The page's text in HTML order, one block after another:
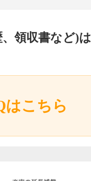
領収書など)は
はこちら